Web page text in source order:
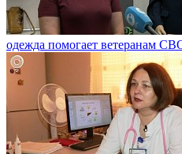
одежда помогает ветеранам